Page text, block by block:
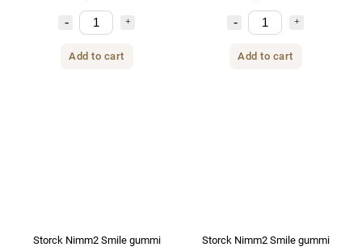
Add to cart Add to cart
Storck Nimm2 Smile gummi
Storck Nimm2 Smile gummi